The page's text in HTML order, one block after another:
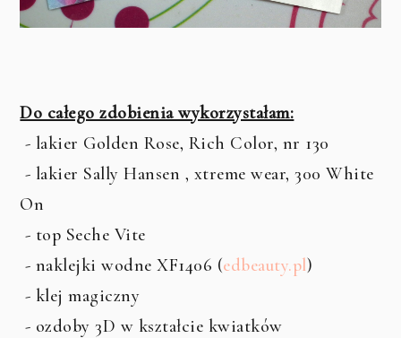
Do całego zdobienia wykorzystałam:
- lakier Golden Rose, Rich Color, nr 130
- lakier Sally Hansen , xtreme wear, 300 White
On
- top Seche Vite
- naklejki wodne XF1406 (edbeauty.pl)
- klej magiczny
- ozdoby 3D w kształcie kwiatków